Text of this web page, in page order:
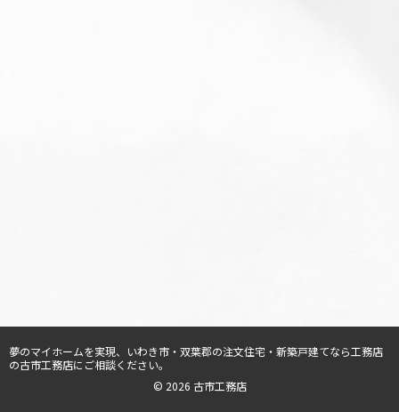
© 2026 古市工務店
夢のマイホームを実現、
いわき市・双葉郡の注文住宅・新築戸建てなら工務店
の古市工務店にご相談ください。